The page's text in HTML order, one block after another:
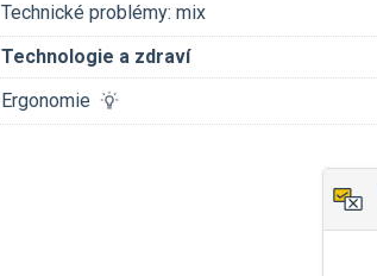
Technické problémy: mix
Technologie a zdraví
Ergonomie